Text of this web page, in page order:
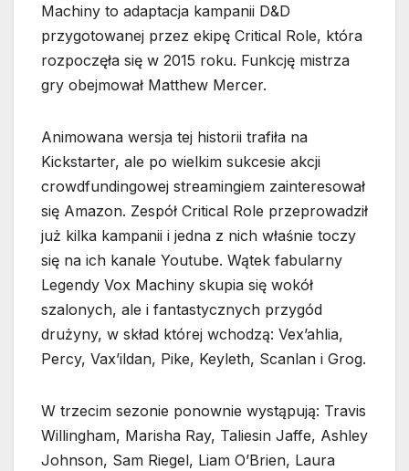
Machiny to adaptacja kampanii D&D
przygotowanej przez ekipę Critical Role, która
rozpoczęła się w 2015 roku. Funkcję mistrza
gry obejmował Matthew Mercer.
Animowana wersja tej historii trafiła na
Kickstarter, ale po wielkim sukcesie akcji
crowdfundingowej streamingiem zainteresował
się Amazon. Zespół Critical Role przeprowadził
już kilka kampanii i jedna z nich właśnie toczy
się na ich kanale Youtube. Wątek fabularny
Legendy Vox Machiny skupia się wokół
szalonych, ale i fantastycznych przygód
drużyny, w skład której wchodzą: Vex’ahlia,
Percy, Vax’ildan, Pike, Keyleth, Scanlan i Grog.
W trzecim sezonie ponownie wystąpują: Travis
Willingham, Marisha Ray, Taliesin Jaffe, Ashley
Johnson, Sam Riegel, Liam O’Brien, Laura